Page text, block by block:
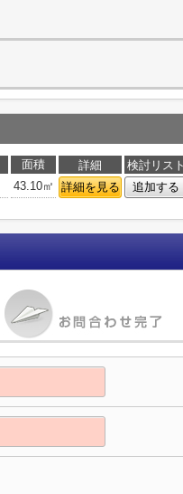
面積 詳細
検討リスト
43.10㎡ 詳細を見る 追加する